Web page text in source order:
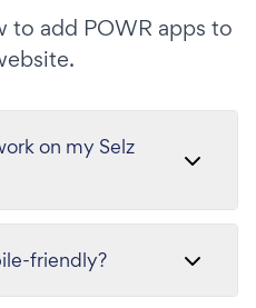
to add POWR apps to
on my Selz
friendly?